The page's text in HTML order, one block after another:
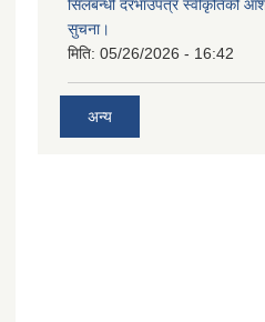
सिलबन्धी दरभाउपत्र स्वीकृतिको
सुचना।
मिति: 05/26/2026 - 16:42
अन्य